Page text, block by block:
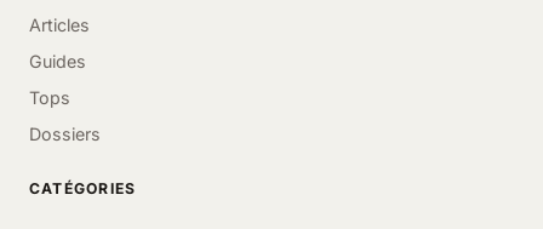
Articles
Guides
Tops
Dossiers
CATÉGORIES